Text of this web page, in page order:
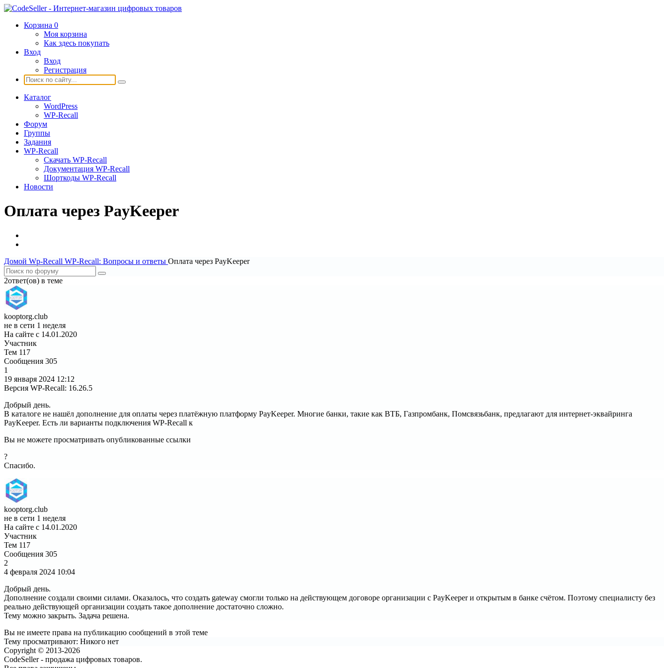
Корзина 0
Моя корзина
Как здесь покупать
Вход
Вход
Регистрация
Каталог
WordPress
WP-Recall
Форум
Группы
Задания
WP-Recall
Скачать WP-Recall
Документация WP-Recall
Шорткоды WP-Recall
Новости
Оплата через PayKeeper
Домой Wp-Recall WP-Recall: Вопросы и ответы Оплата через PayKeeper
2ответ(ов) в теме
kooptorg.club
не в сети 1 неделя
На сайте с 14.01.2020
Участник
Тем 117
Сообщения 305
1
19 января 2024 12:12
Версия WP-Recall: 16.26.5
Добрый день.
В каталоге не нашёл дополнение для оплаты через платёжную платформу PayKeeper. Многие банки, такие как ВТБ, Газпромбанк, Помсвязьбанк, предлагают для интернет-эквайринга
PayKeeper. Есть ли варианты подключения WP-Recall к
Вы не можете просматривать опубликованные ссылки
?
Спасибо.
kooptorg.club
не в сети 1 неделя
На сайте с 14.01.2020
Участник
Тем 117
Сообщения 305
2
4 февраля 2024 10:04
Добрый день.
Дополнение создали своими силами. Оказалось, что создать gateway смогли только на действующем договоре организации с PayKeeper и открытым в банке счётом. Поэтому специалисту без
реально действующей организации создать такое дополнение достаточно сложно.
Тему можно закрыть. Задача решена.
Вы не имеете права на публикацию сообщений в этой теме
Тему просматривают: Никого нет
Copyright © 2013-2026
CodeSeller - продажа цифровых товаров.